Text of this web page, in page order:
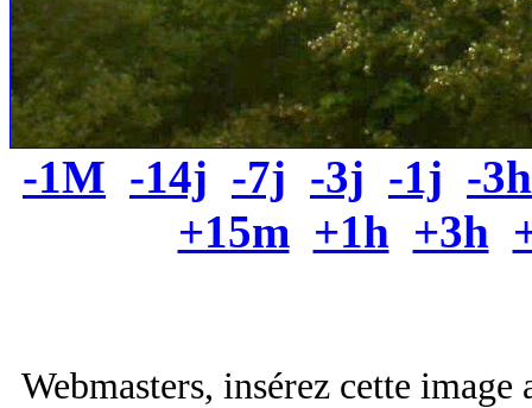
-1M -14j -7j -3j -1j -3h
+15m +1h +3h
Webmasters, insérez cette